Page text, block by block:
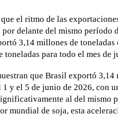
el ritmo de las
delante del mismo período
3,14 millones de toneladas
toneladas para todo el mes de
que Brasil exportó 3,14
1 y el 5 de junio de 2026, con
al del mismo
mundial de soja, esta